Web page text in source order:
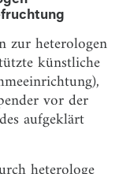
bei der
für eine
zur heterologen
künstliche
vor der
aufgeklärt